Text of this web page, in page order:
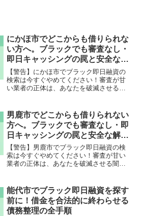
にかほ市でどこからも借りられな
い方へ。ブラックでも審査なし・
即日キャッシングの罠と安全な解
決策
【警告】にかほ市でブラック即日融資の
検索は今すぐやめてください！審査が甘
い業者の正体は、あなたを破滅させる闇
にかほ市で違法業者を避け、借金地獄か
ら抜け出した方々の実体験と確実な解決
策を完全公開。
男鹿市でどこからも借りられない
方へ。ブラックでも審査なし・即
日キャッシングの罠と安全な解決
策
【警告】男鹿市でブラック即日融資の検
索は今すぐやめてください！審査が甘い
業者の正体は、あなたを破滅させる闇金
市で違法業者を避け、借金地獄から抜け
出した方々の実体験と確実な解決策を完
全公開。
能代市でブラック即日融資を探す
前に！借金を合法的に終わらせる
債務整理の全手順